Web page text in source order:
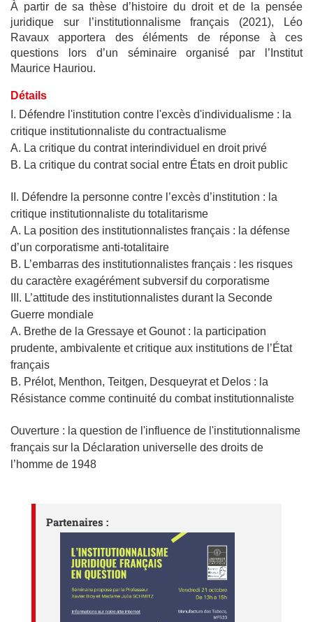
À partir de sa thèse d’histoire du droit et de la pensée
juridique sur l’institutionnalisme français (2021), Léo
Ravaux apportera des éléments de réponse à ces
questions lors d’un séminaire organisé par l’Institut
Maurice Hauriou.
Détails
I. Défendre l'institution contre l'excès d'individualisme : la
critique institutionnaliste du contractualisme
A. La critique du contrat interindividuel en droit privé
B. La critique du contrat social entre États en droit public
II. Défendre la personne contre l’excès d’institution : la
critique institutionnaliste du totalitarisme
A. La position des institutionnalistes français : la défense
d’un corporatisme anti-totalitaire
B. L’embarras des institutionnalistes français : les risques
du caractère exagérément subversif du corporatisme
III. L’attitude des institutionnalistes durant l a Seconde
Guerre mondiale
A. Brethe de la Gressaye et Gounot : la participation
prudente, ambivalente et critique aux institutions de l’État
français
B. Prélot, Menthon, Teitgen, Desqueyrat et Delos : la
Résistance comme continuité du combat institutionnaliste
Ouverture : la question de l'influence de l'institutionnalisme
français sur la Déclaration universelle des droits de
l’homme de 1948
Partenaires :